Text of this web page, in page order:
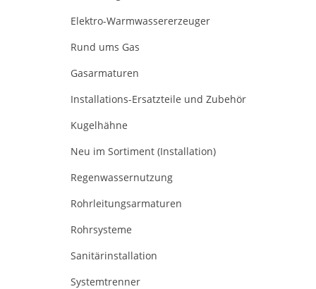
Elektro-Warmwassererzeuger
Rund ums Gas
Gasarmaturen
Installations-Ersatzteile und Zubehör
Kugelhähne
Neu im Sortiment (Installation)
Regenwassernutzung
Rohrleitungsarmaturen
Rohrsysteme
Sanitärinstallation
Systemtrenner